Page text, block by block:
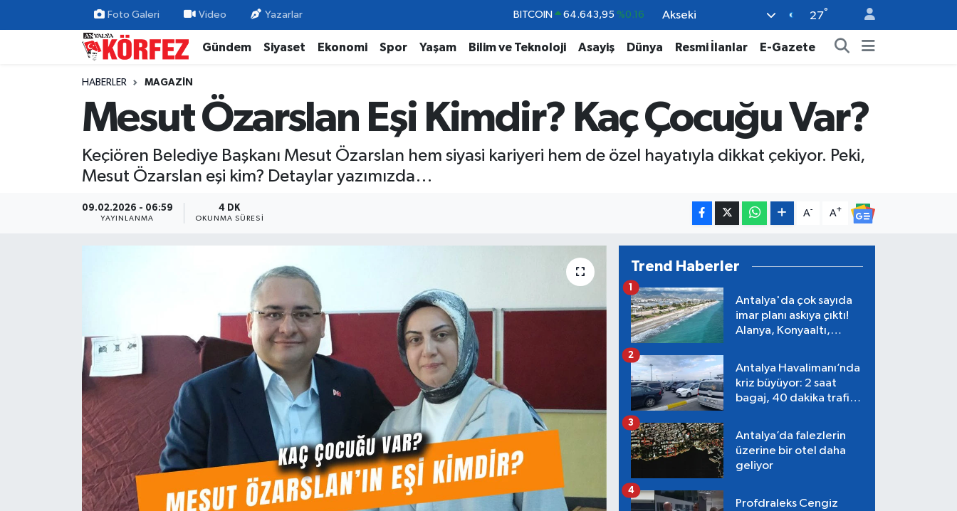
Foto Galeri Video Yazarlar DOLAR 47,6704 %0
EURO 55,0406 %-0.08
BİST100 13.799 %70
Akseki 27°
Gündem Siyaset Ekonomi Spor Yaşam Bilim ve Teknoloji Asayiş Dünya Resmi İlanlar E-Gazete
HABERLER MAGAZIN
Mesut Özarslan Eşi Kimdir? Kaç Çocuğu Var?
Keçiören Belediye Başkanı Mesut Özarslan hem siyasi kariyeri hem de özel hayatıyla dikkat çekiyor. Peki,
Mesut Özarslan eşi kim? Detaylar yazımızda…
09.02.2026 - 06:59
YAYINLANMA
4 DK
OKUNMA SÜRESI
A- A+
Trend Haberler
Antalya'da çok sayıda
imar planı askıya çıktı!
Alanya, Konyaaltı,
1
Antalya Havalimanı’nda
kriz büyüyor: 2 saat
bagaj, 40 dakika trafik,
2
Antalya’da falezlerin
üzerine bir otel daha
geliyor
3
Profdraleks Cengiz
4
Gündem
Yerel Yönetim
Ekonomi
Magazin
Nöbetçi Eczaneler
Trafik Durumu
Süper Lig Puan Durumu ve Fikstür